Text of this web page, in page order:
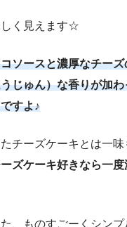
く見えます☆
ソースと濃厚なチー
じゅん）な香りが加
すよ♪
チーズケーキとは一
ズケーキ好きなら一
、ものすごーくシン